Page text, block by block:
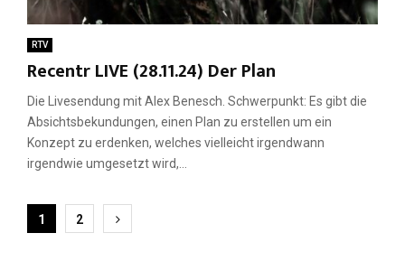
RTV
Recentr LIVE (28.11.24) Der Plan
Die Livesendung mit Alex Benesch. Schwerpunkt: Es gibt die
Absichtsbekundungen, einen Plan zu erstellen um ein
Konzept zu erdenken, welches vielleicht irgendwann
irgendwie umgesetzt wird,...
Seitennummerierung
1 2